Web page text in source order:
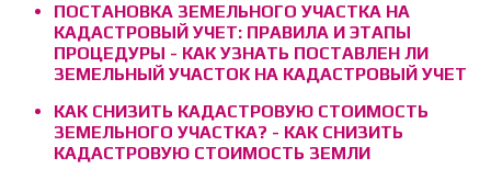
ПОСТАНОВКА ЗЕМЕЛЬНОГО УЧАСТКА НА
КАДАСТРОВЫЙ УЧЕТ: ПРАВИЛА И ЭТАПЫ
ПРОЦЕДУРЫ - КАК УЗНАТЬ ПОСТАВЛЕН ЛИ
ЗЕМЕЛЬНЫЙ УЧАСТОК НА КАДАСТРОВЫЙ УЧЕТ
КАК СНИЗИТЬ КАДАСТРОВУЮ СТОИМОСТЬ
ЗЕМЕЛЬНОГО УЧАСТКА? - КАК СНИЗИТЬ
КАДАСТРОВУЮ СТОИМОСТЬ ЗЕМЛИ